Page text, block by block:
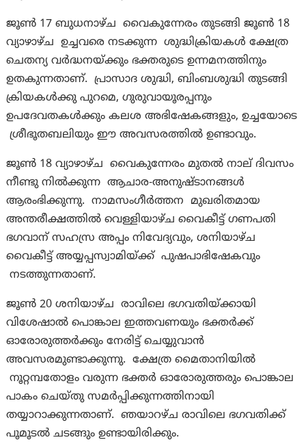
ജൂൺ 17 ബുധനാഴ്ച വൈകുന്നേരം തുടങ്ങി ജൂൺ 18
വ്യാഴാഴ്ച ഉച്ചവരെ നടക്കുന്ന ശുദ്ധിക്രിയകൾ ക്ഷേത്ര
ചെതന്യ വർദ്ധനയ്ക്കും ഭക്തരുടെ ഉന്നമനത്തിനും
ഉതകുന്നതാണ്. പ്രാസാദ ശുദ്ധി, ബിംബശുദ്ധി തുടങ്ങി
ക്രിയകൾക്കു പുറമെ, ഗുരുവായൂരപ്പനും
ഉപദേവതകൾക്കും കലശ അഭിഷേകങ്ങളും, ഉച്ചയോടെ
ശ്രീഭൂതബലിയും ഈ അവസരത്തിൽ ഉണ്ടാവും.
ജൂൺ 18 വ്യാഴാഴ്ച വൈകുന്നേരം മുതൽ നാല് ദിവസം
നീണ്ടു നിൽക്കുന്ന ആചാര-അനുഷ്ടാനങ്ങൾ
ആരംഭിക്കുന്നു. നാമസംഗീർത്തന മുഖരിതമായ
അന്തരീക്ഷത്തിൽ വെള്ളിയാഴ്ച വൈകീട്ട് ഗണപതി
ഭഗവാന് സഹസ്ര അപ്പം നിവേദ്യവും, ശനിയാഴ്ച
വൈകീട്ട് അയ്യപ്പസ്വാമിയ്‌ക്ക്‌ പുഷപാഭിഷേകവും
നടത്തുന്നതാണ്.
ജൂൺ 20 ശനിയാഴ്ച രാവിലെ ഭഗവതിയ്ക്കായി
വിശേഷാൽ പൊങ്കാല ഇത്തവണയും ഭക്തർക്ക്
ഓരോരുത്തർക്കും നേരിട്ട് ചെയ്യുവാൻ
അവസരമുണ്ടാക്കുന്നു. ക്ഷേത്ര മൈതാനിയിൽ
നൂറ്റമ്പതോളം വരുന്ന ഭക്തർ ഓരോരുത്തരും പൊങ്കാല
പാകം ചെയ്തു സമർപ്പിക്കുന്നത്തിനായി
തയ്യാറാക്കുന്നതാണ്. ഞയാറഴ്ച രാവിലെ ഭഗവതിക്ക്
പൂമൂടൽ ചടങ്ങും ഉണ്ടായിരിക്കും.